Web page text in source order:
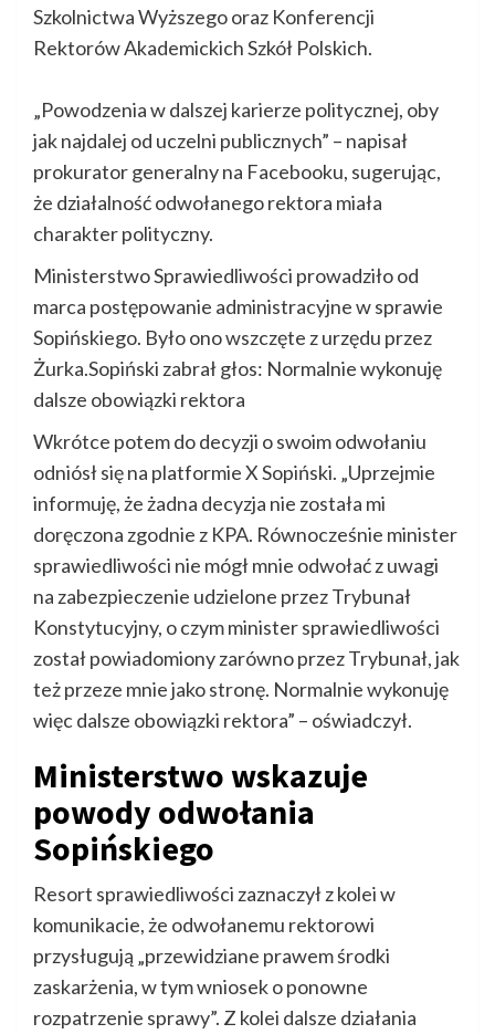
Szkolnictwa Wyższego oraz Konferencji
Rektorów Akademickich Szkół Polskich.
„Powodzenia w dalszej karierze politycznej, oby
jak najdalej od uczelni publicznych” – napisał
prokurator generalny na Facebooku, sugerując,
że działalność odwołanego rektora miała
charakter polityczny.
Ministerstwo Sprawiedliwości prowadziło od
marca postępowanie administracyjne w sprawie
Sopińskiego. Było ono wszczęte z urzędu przez
Żurka.Sopiński zabrał głos: Normalnie wykonuję
dalsze obowiązki rektora
Wkrótce potem do decyzji o swoim odwołaniu
odniósł się na platformie X Sopiński. „Uprzejmie
informuję, że żadna decyzja nie została mi
doręczona zgodnie z KPA. Równocześnie minister
sprawiedliwości nie mógł mnie odwołać z uwagi
na zabezpieczenie udzielone przez Trybunał
Konstytucyjny, o czym minister sprawiedliwości
został powiadomiony zarówno przez Trybunał, jak
też przeze mnie jako stronę. Normalnie wykonuję
więc dalsze obowiązki rektora” – oświadczył.
Ministerstwo wskazuje
powody odwołania
Sopińskiego
Resort sprawiedliwości zaznaczył z kolei w
komunikacie, że odwołanemu rektorowi
przysługują „przewidziane prawem środki
zaskarżenia, w tym wniosek o ponowne
rozpatrzenie sprawy”. Z kolei dalsze działania